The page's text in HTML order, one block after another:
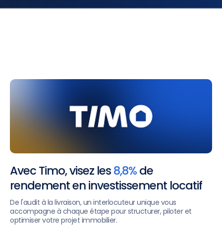
Avec Timo, visez les8,8%de
rendement en investissement locatif
De l'audit à la livraison, un interlocuteur unique vous
accompagne à chaque étape pour structurer, piloter et
optimiser votre projet immobilier.